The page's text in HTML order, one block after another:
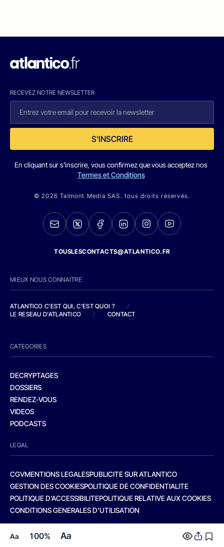
Aa 100% Aa
RECEVEZ NOTRE NEWSLETTER
S'INSCRIRE
En cliquant sur s'inscrire, vous confirmez que vous acceptez nos
Termes et Conditions
© 2026 Talmont Media SAS. tous droits réservés.
TOUSLESCONTACTS@ATLANTICO.FR
MIEUX NOUS CONNAITRE
ATLANTICO C'EST QUI, C'EST QUOI ?
/
LE RESEAU D'ATLANTICO
/ CONTACT
CATEGORIES
DECRYPTAGES
DOSSIERS
RENDEZ-VOUS
VIDEOS
PODCASTS
LEGAL
CGVMENTIONS LEGALESPUBLICITE SUR ATLANTICO
GESTION DES COOKIESPOLITIQUE DE CONFIDENTIALITE
POLITIQUE D’ACCESSIBILITEPOLITIQUE RELATIVE AUX COOKIES
CONDITIONS GENERALES D’UTILISATION